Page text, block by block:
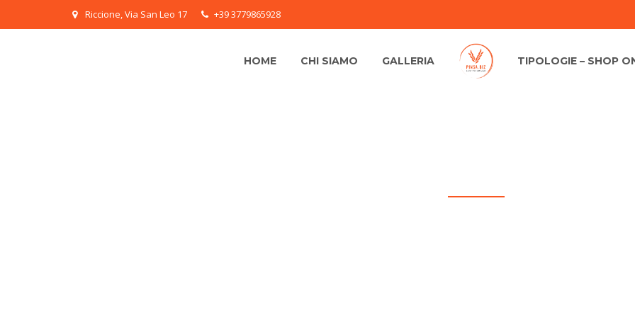
Riccione, Via San Leo 17 +39 3779865928
HOME CHI SIAMO GALLERIA TIPOLOGIE – SHOP